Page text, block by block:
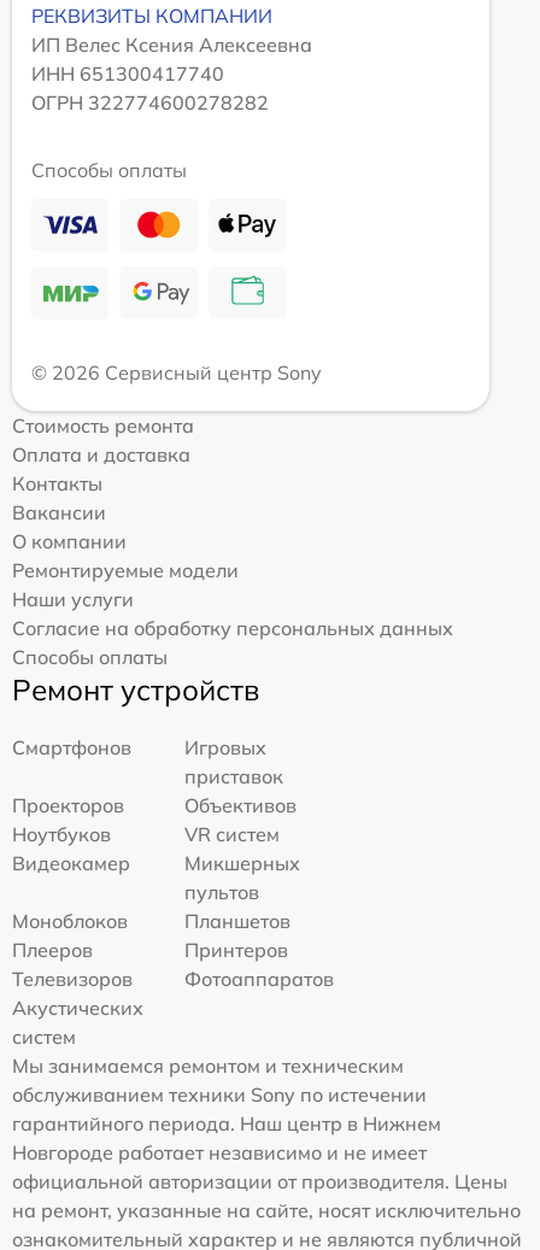
РЕКВИЗИТЫ КОМПАНИИ
ИП Велес Ксения Алексеевна
ИНН 651300417740
ОГРН 322774600278282
Способы оплаты
© 2026 Сервисный центр Sony
Стоимость ремонта
Оплата и доставка
Контакты
Вакансии
О компании
Ремонтируемые модели
Наши услуги
Согласие на обработку персональных данных
Способы оплаты
Ремонт устройств
Смартфонов
Игровых
приставок
Проекторов
Объективов
Ноутбуков
VR систем
Видеокамер
Микшерных
пультов
Моноблоков
Планшетов
Плееров
Принтеров
Телевизоров
Фотоаппаратов
Акустических
систем
Мы занимаемся ремонтом и техническим
обслуживанием техники Sony по истечении
гарантийного периода. Наш центр в Нижнем
Новгороде работает независимо и не имеет
официальной авторизации от производителя. Цены
на ремонт, указанные на сайте, носят исключительно
ознакомительный характер и не являются публичной